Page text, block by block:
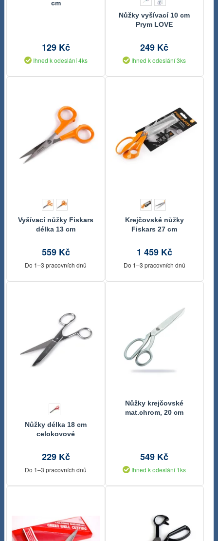
cm
129 Kč
Ihned k odeslání 4ks
Nůžky vyšívací 10 cm
Prym LOVE
249 Kč
Ihned k odeslání 3ks
Vyšívací nůžky Fiskars
délka 13 cm
559 Kč
Do 1–3 pracovních dnů
Krejčovské nůžky
Fiskars 27 cm
1 459 Kč
Do 1–3 pracovních dnů
Nůžky délka 18 cm
celokovové
229 Kč
Do 1–3 pracovních dnů
Nůžky krejčovské
mat.chrom, 20 cm
549 Kč
Ihned k odeslání 1ks